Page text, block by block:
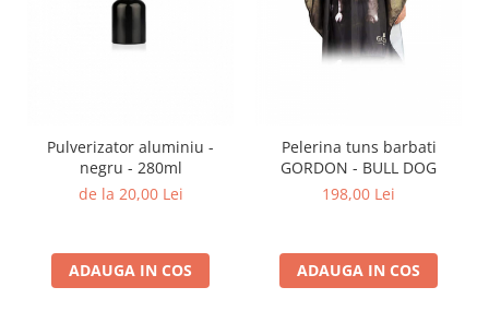
Pulverizator aluminiu -
negru - 280ml
de la 20,00 Lei
ADAUGA IN COS
Pelerina tuns barbati
GORDON - BULL DOG
198,00 Lei
ADAUGA IN COS